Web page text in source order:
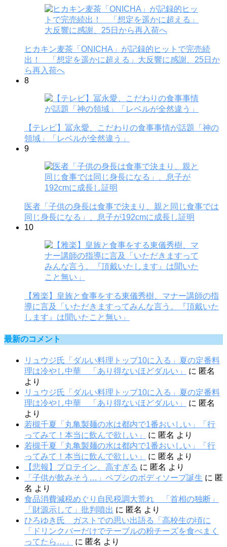
ヒカキン麦茶「ONICHA」が記録的ヒットで完売続
出！ 「想定を遥かに超える」大反響に感謝、25日か
ら再入荷へ
8
【テレビ】冨永愛、こだわりの食事事情が話題「神の
領域」「レベルが全然違う」
9
医者「子供の身長は食事で決まり、親と同じ食事では
同じ身長になる」、息子が192cmに成長し証明
10
【雅楽】皇族と食事をする東儀秀樹、マナー講師の指
導に言及「いただきますってみんな言う。『頂戴いた
します』は聞いたこと無い」
最新のコメント
リュウジ氏「ダルい料理トップ10に入る」夏の定番料
理は冷やし中華 「あり得ないほどダルい」
に 匿名
より
リュウジ氏「ダルい料理トップ10に入る」夏の定番料
理は冷やし中華 「あり得ないほどダルい」
に 匿名
より
若槻千夏「丸亀製麺の水は都内で1番おいしい」「行
ってみて！本当に飲んで欲しい」
に 匿名 より
若槻千夏「丸亀製麺の水は都内で1番おいしい」「行
ってみて！本当に飲んで欲しい」
に 匿名 より
【悲報】プロテイン、高すぎる に 匿名 より
「子供が飲みそう…」ペプシのボディソープ誕生 に 匿
名 より
食品消費減税めぐり自民税調大荒れ 「首相の独断」
「財源示して」批判噴出 に 匿名 より
ひろゆき氏 ガストでの思い出語る「高校生の頃に
「ドリンクバーだけでテーブルの粉チーズを食べまく
ってたら…」
に 匿名 より